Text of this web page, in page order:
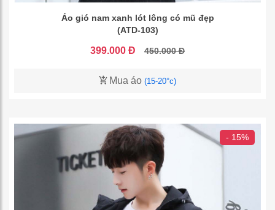
Áo gió nam xanh lót lông có mũ đẹp
(ATD-103)
399.000 Đ 450.000 Đ
Mua áo (15-20°c)
- 15%